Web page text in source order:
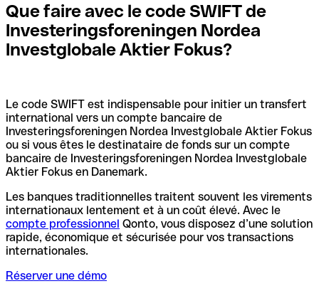
Que faire avec le code SWIFT de
Investeringsforeningen Nordea
Investglobale Aktier Fokus?
Le code SWIFT est indispensable pour initier un transfert
international vers un compte bancaire de
Investeringsforeningen Nordea Investglobale Aktier Fokus
ou si vous êtes le destinataire de fonds sur un compte
bancaire de Investeringsforeningen Nordea Investglobale
Aktier Fokus en Danemark.
Les banques traditionnelles traitent souvent les virements
internationaux lentement et à un coût élevé. Avec le
compte professionnel Qonto, vous disposez d’une solution
rapide, économique et sécurisée pour vos transactions
internationales.
Réserver une démo